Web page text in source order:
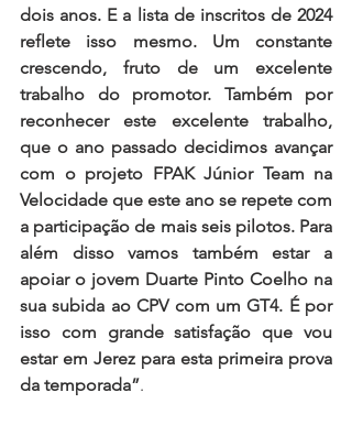
dois anos. E a lista de inscritos de 2024
reflete isso mesmo. Um constante
crescendo, fruto de um excelente
trabalho do promotor. Também por
reconhecer este excelente trabalho,
que o ano passado decidimos avançar
com o projeto FPAK Júnior Team na
Velocidade que este ano se repete com
a participação de mais seis pilotos. Para
além disso vamos também estar a
apoiar o jovem Duarte Pinto Coelho na
sua subida ao CPV com um GT4. É por
isso com grande satisfação que vou
estar em Jerez para esta primeira prova
da temporada”.